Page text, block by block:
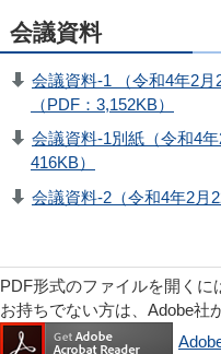
会議資料
会議資料-1 （令和4年2
（PDF：3,152KB）
会議資料-1別紙（令和4
416KB）
会議資料-2（令和4年2月
PDF形式のファイルを開くに
お持ちでない方は、Adobe社